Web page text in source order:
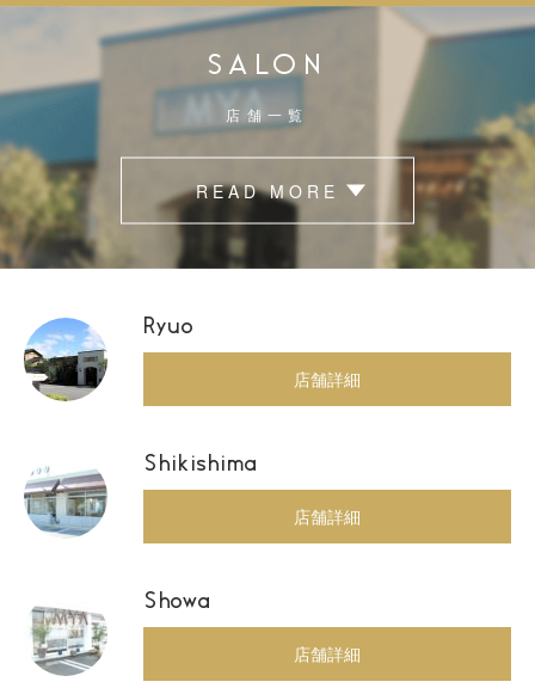
SALON
店舗一覧
READ MORE
Ryuo
店舗詳細
Shikishima
店舗詳細
Showa
店舗詳細